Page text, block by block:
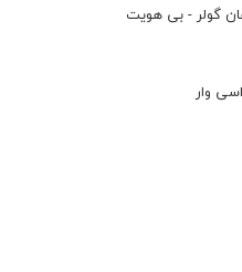
گولر - بی هویت
وار